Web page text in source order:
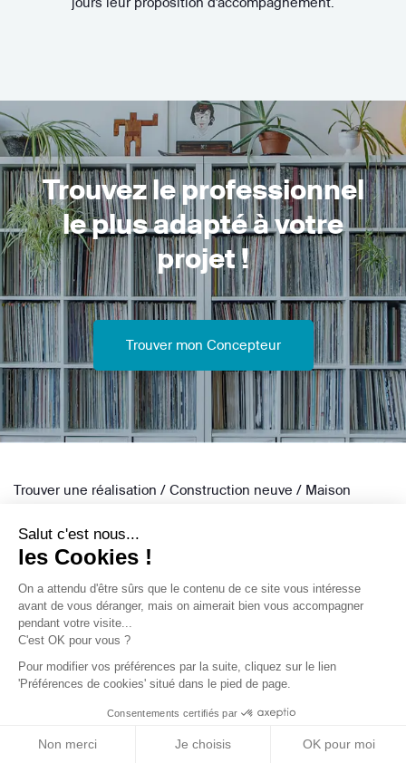
les Cookies !
ce site vous intéresse avant de vous
déranger, mais on aimerait bien vous accompagner pendant votre
visite...
C'est OK pour vous ?
Pour modifier vos préférences par la suite, cliquez sur le lien
'Préférences de cookies' situé dans le pied de page.
Consentements certifiés par
Non merci Je choisis OK pour moi
Trouvez le professionnel
le plus adapté à votre
projet !
Trouver mon Concepteur
Trouver une réalisation / Construction neuve / Maison
Archidvisor
À propos